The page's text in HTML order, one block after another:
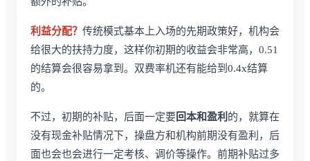
利益分配？ 传统模式基本上入场的先期政策好，机构会
给很大的扶持力度，这样你初期的收益会非常高，0.51
的结算会很容易拿到。双费率机还有能给到0.4x结算
的。
不过，初期的补贴，后面一定要回本和盈利 的，就算在
没有现金补贴情况下，操盘方和机构前期没有盈利，后
面也会也会进行一定考核、调价等操作。前期补贴过多